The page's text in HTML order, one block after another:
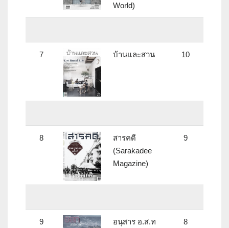
World)
7 บ้านและสวน 10
8
สารคดี
(Sarakadee
Magazine)
9
9 อนุสาร อ.ส.ท 8